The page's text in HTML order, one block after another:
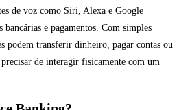
de voz como Siri, Alexa e Google
bancárias e pagamentos. Com simples
podem transferir dinheiro, pagar contas ou
de interagir fisicamente com um